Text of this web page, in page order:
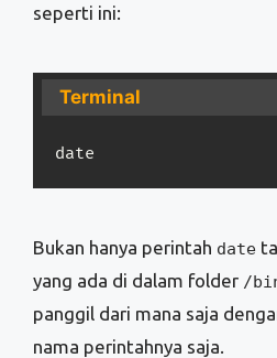
seperti ini:
Terminal
date
Bukan hanya perintah date
yang ada di dalam folder /
panggil dari mana saja
nama perintahnya saja.